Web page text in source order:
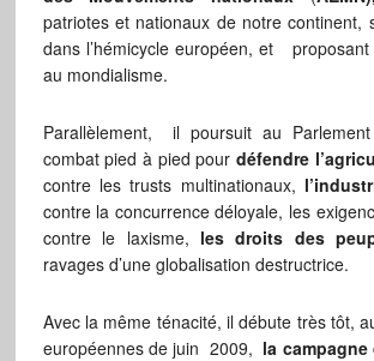
patriotes et nationaux de notre continent,
dans l’hémicycle européen, et
au mondialisme.
Parallèlement, il poursuit au
combat pied à pied pour défendre
contre les trusts multinationaux,
contre la concurrence déloyale, les
contre le laxisme, les droits des
ravages d’une globalisation destructrice.
Avec la même ténacité, il débute très tôt,
européennes de juin 2009, la